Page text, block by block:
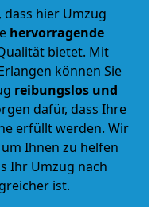
dass hier Umzug
hervorragende
bietet. Mit
können Sie
reibungslos und
dafür, dass Ihre
erfüllt werden. Wir
Ihnen zu helfen
Ihr Umzug nach
ist.